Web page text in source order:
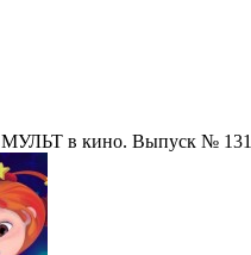
МУЛЬТ в кино. Выпуск № 131.